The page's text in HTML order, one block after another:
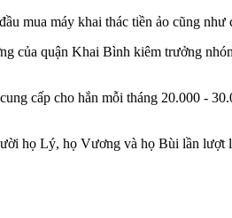
mua máy khai thác tiền ảo cũng như
của quận Khai Bình kiêm trưởng
cấp cho hắn mỗi tháng 20.000 -
họ Lý, họ Vương và họ Bùi lần lượt